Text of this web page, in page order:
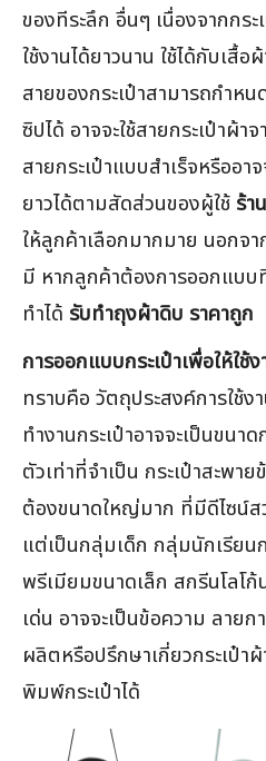
ของทีระลึก อื่นๆ เนื่องจากกร
ใช้งานได้ยาวนาน ใช้ได้กับเสื้
สายของกระเป๋าสามารถกำหน
ซิปได้ อาจจะใช้สายกระเป๋าผ้า
สายกระเป๋าแบบสำเร็จหรืออา
ยาวได้ตามสัดส่วนของผู้ใช้ ร้า
ให้ลูกค้าเลือกมากมาย นอกจ
มี หากลูกค้าต้องการออกแบบ
ทำได้ รับทําถุงผ้าดิบ ราคาถูก
การออกแบบกระเป๋าเพื่อให้ใช้
ทราบคือ วัตถุประสงค์การใช้
ทำงานกระเป๋าอาจจะเป็นขน
ตัวเท่าที่จำเป็น กระเป๋าสะพ
ต้องขนาดใหญ่มาก ที่มีดีไซน์
แต่เป็นกลุ่มเด็ก กลุ่มนักเรียนก
พรีเมียมขนาดเล็ก สกรีนโลโ
เด่น อาจจะเป็นข้อความ ลาย
ผลิตหรือปรึกษาเกี่ยวกระเป๋า
พิมพ์กระเป๋าได้